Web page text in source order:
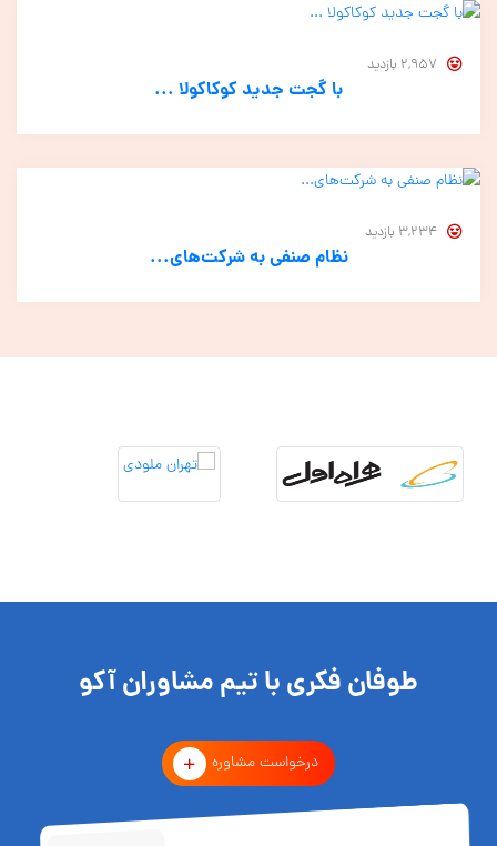
2,957 بازدید
با گجت جدید کوکاکولا ...
3,234 بازدید
نظام صنفی به شرکت‌های...
طوفان فکری با تیم مشاوران آکو
درخواست مشاوره